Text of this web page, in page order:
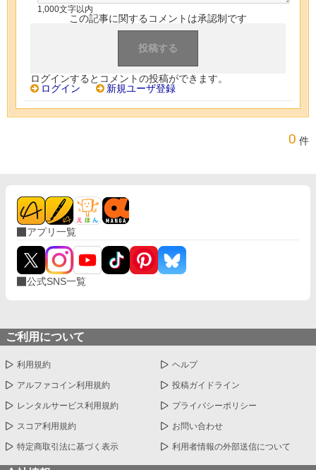
1,000文字以内
この記事に関するコメントは承認制です
ログインするとコメントの投稿ができます。
ログイン
新規ユーザ登録
0 件
アプリ一覧
公式SNS一覧
ご利用について
利用規約 ヘルプ
アルファコイン利用規約 投稿ガイドライン
レンタルサービス利用規約 プライバシーポリシー
スコア利用規約 お問い合わせ
特定商取引法に基づく表示 利用者情報の外部送信について